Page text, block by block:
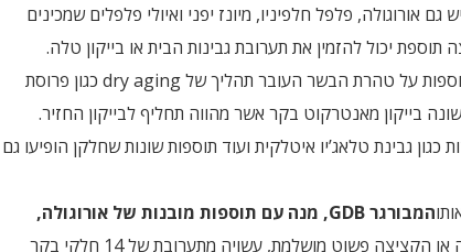
אורוגולה, פלפל חלפיניו, מיונז יפני ואיולי פלפלים שמכינים
יכול להזמין את תערובת גבינות הבית או בייקון טלה.
להמבורגר הבשר האיכותי יהיו אופציות מיוחדות לתוספות על טהרת הבשר העובר תהליך של dry aging כגון פרוסת
בייקון מאנטרקוט בקר אשר מהווה תחליף לבייקון החזיר.
גבינת טלאג’יו איטלקית ועוד תוספות שונות שחלקן הופיעו גם
המבורגר GDB, מנה עם תוספות מובנות של אורוגולה,
הקציצה או הקציצה פשוט מושלמת, עשויה מתערובת של 14 חלקי בקר